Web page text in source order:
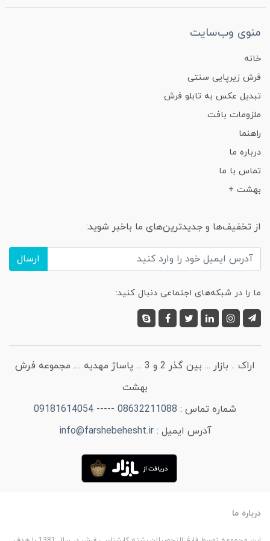
منوی وب‌سایت
خانه
فرش زیرپایی سنتی
تبدیل عکس به تابلو فرش
ملزومات بافت
راهنما
درباره ما
تماس با ما
بهشت +
از تخفیف‌ها و جدیدترین‌های ما باخبر شوید:
ارسال
ما را در شبکه‌های اجتماعی دنبال کنید:
اراک .. بازار ... بین گذر 2 و 3 ... پاساژ مهدیه .... مجموعه فرش
بهشت
شماره تماس : 08632211088 ----- 09181614054
آدرس ایمیل :info@farshebehesht.ir
درباره ما